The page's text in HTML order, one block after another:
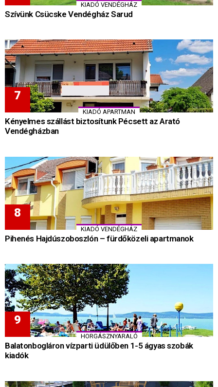
KIADÓ VENDÉGHÁZ
Szívünk Csücske Vendégház Sarud
KIADÓ APARTMAN
Kényelmes szállást biztosítunk Pécsett az Arató
Vendégházban
KIADÓ VENDÉGHÁZ
Pihenés Hajdúszoboszlón – fürdőközeli apartmanok
HORGÁSZNYARALÓ
Balatonbogláron vízparti üdülőben 1-5 ágyas szobák
kiadók